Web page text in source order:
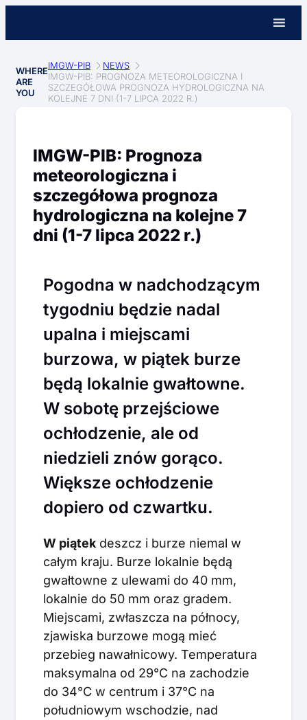
WHERE
ARE
YOU
IMGW-PIB
NEWS
IMGW-PIB: PROGNOZA METEOROLOGICZNA I
SZCZEGÓŁOWA PROGNOZA HYDROLOGICZNA NA
KOLEJNE 7 DNI (1-7 LIPCA 2022 R.)
IMGW-PIB: Prognoza
meteorologiczna i
szczegółowa prognoza
hydrologiczna na kolejne 7
dni (1-7 lipca 2022 r.)
Pogodna w nadchodzącym
tygodniu będzie nadal
upalna i miejscami
burzowa, w piątek burze
będą lokalnie gwałtowne.
W sobotę przejściowe
ochłodzenie, ale od
niedzieli znów gorąco.
Większe ochłodzenie
dopiero od czwartku.
W piątek deszcz i burze niemal w
całym kraju. Burze lokalnie będą
gwałtowne z ulewami do 40 mm,
lokalnie do 50 mm oraz gradem.
Miejscami, zwłaszcza na północy,
zjawiska burzowe mogą mieć
przebieg nawałnicowy. Temperatura
maksymalna od 29°C na zachodzie
do 34°C w centrum i 37°C na
południowym wschodzie, nad